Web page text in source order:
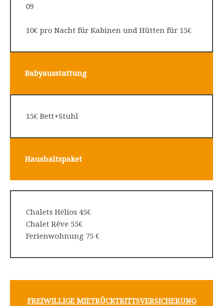
09
10€ pro Nacht für Kabinen und Hütten für 15€
Babyausstattung
15€ Bett+Stuhl
Haushaltspaket
Chalets Hélios 45€
Chalet Rêve 55€
Ferienwohnung 75 €
FREIWILLIGE MIETRÜCKTRITTSVERSICHERUNG